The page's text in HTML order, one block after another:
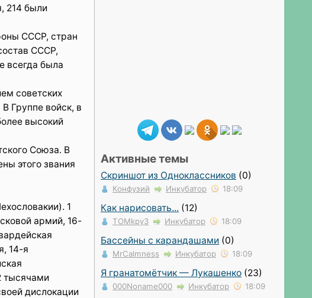
214 были
СССР, стран
СССР,
всегда была
советских
Группе войск, в
высокий
Союза. В
этого звания
1
армий, 16-
14-я
тысячами
дислокации
Активные темы
Скриншот из Одноклассников (0)
Конфузий Инкубатор 18:09
Как нарисовать... (12)
TOMkpy3 Инкубатор 18:09
Бассейны с карандашами (0)
MrCalmness Инкубатор 18:09
Я гранатомётчик — Лукашенко (23)
000Noname000 Инкубатор 18:09